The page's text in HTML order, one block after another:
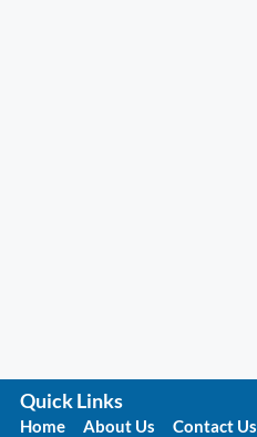
Quick Links
Home About Us Contact Us